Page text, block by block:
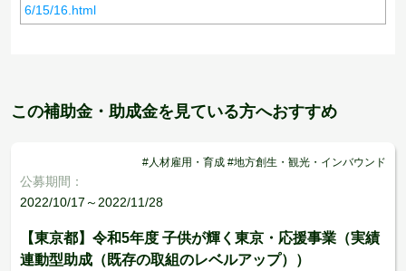
6/15/16.html
この補助金・助成金を見ている方へおすすめ
#人材雇用・育成 #地方創生・観光・インバウンド
公募期間：
2022/10/17～2022/11/28
【東京都】令和5年度 子供が輝く東京・応援事業（実績
連動型助成（既存の取組のレベルアップ））